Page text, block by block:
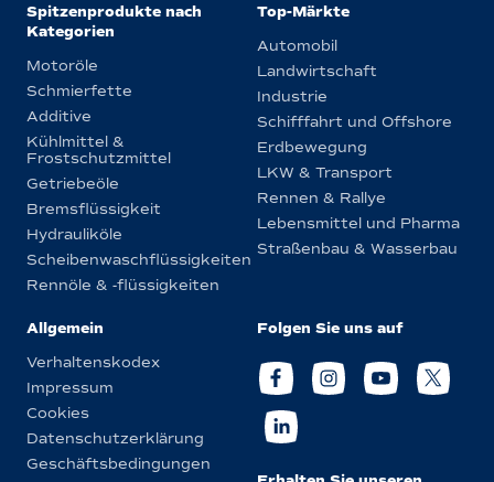
Spitzenprodukte nach
Kategorien
Motoröle
Schmierfette
Additive
Kühlmittel &
Frostschutzmittel
Getriebeöle
Bremsflüssigkeit
Hydrauliköle
Scheibenwaschflüssigkeiten
Rennöle & -flüssigkeiten
Top-Märkte
Automobil
Landwirtschaft
Industrie
Schifffahrt und Offshore
Erdbewegung
LKW & Transport
Rennen & Rallye
Lebensmittel und Pharma
Straßenbau & Wasserbau
Allgemein
Verhaltenskodex
Impressum
Cookies
Datenschutzerklärung
Geschäftsbedingungen
Folgen Sie uns auf